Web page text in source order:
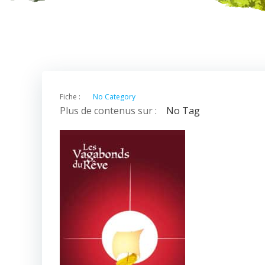
Fiche : No Category
Plus de contenus sur : No Tag